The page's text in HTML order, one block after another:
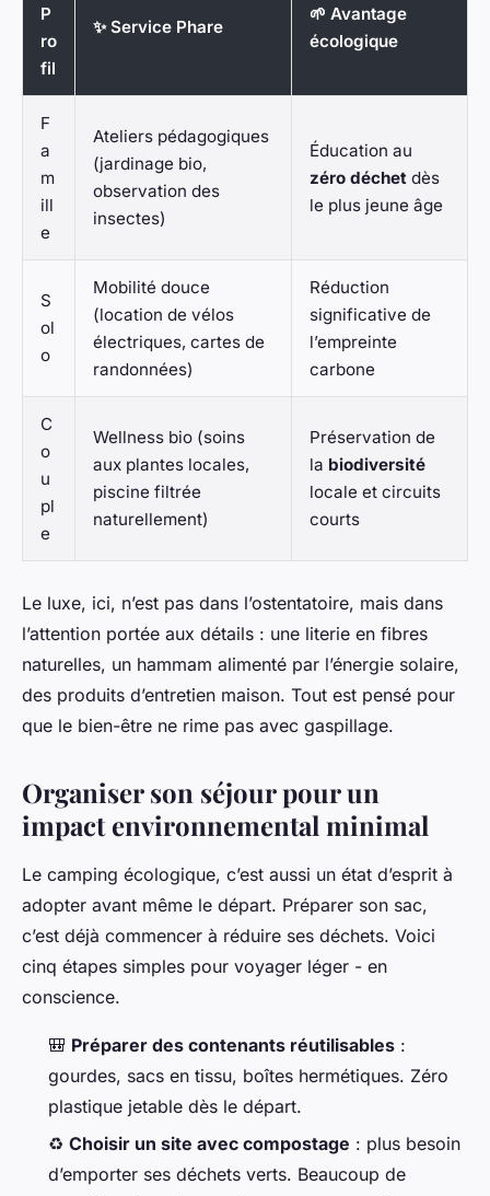
P
ro
fil
✨ Service Phare
🌱 Avantage
écologique
F
a
m
ill
e
Ateliers pédagogiques
(jardinage bio,
observation des
insectes)
Éducation au
zéro déchet dès
le plus jeune âge
S
ol
o
Mobilité douce
(location de vélos
électriques, cartes de
randonnées)
Réduction
significative de
l’empreinte
carbone
C
o
u
pl
e
Wellness bio (soins
aux plantes locales,
piscine filtrée
naturellement)
Préservation de
la biodiversité
locale et circuits
courts
Le luxe, ici, n’est pas dans l’ostentatoire, mais dans
l’attention portée aux détails : une literie en fibres
naturelles, un hammam alimenté par l’énergie solaire,
des produits d’entretien maison. Tout est pensé pour
que le bien-être ne rime pas avec gaspillage.
Organiser son séjour pour un
impact environnemental minimal
Le camping écologique, c’est aussi un état d’esprit à
adopter avant même le départ. Préparer son sac,
c’est déjà commencer à réduire ses déchets. Voici
cinq étapes simples pour voyager léger - en
conscience.
🎒 Préparer des contenants réutilisables :
gourdes, sacs en tissu, boîtes hermétiques. Zéro
plastique jetable dès le départ.
♻️ Choisir un site avec compostage : plus besoin
d’emporter ses déchets verts. Beaucoup de